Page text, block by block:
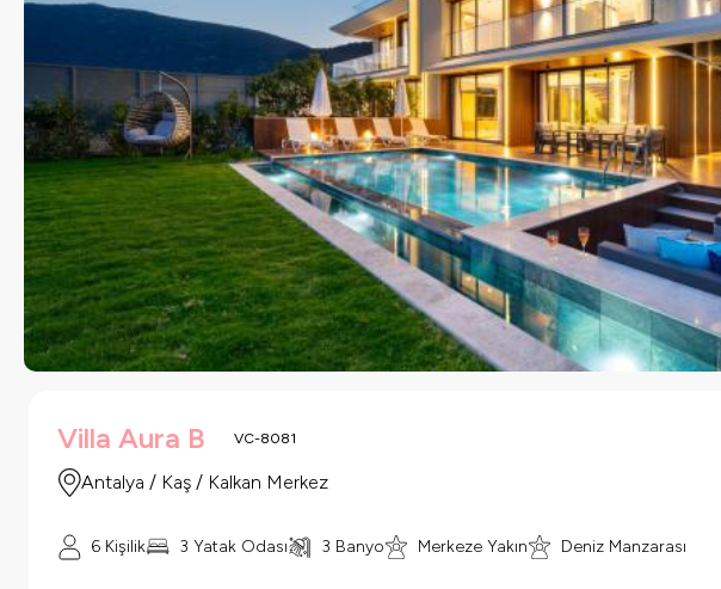
Villa Aura B VC-8081
Antalya / Kaş / Kalkan Merkez
6 Kişilik 3 Yatak Odası 3 Banyo Merkeze Yakın Deniz Manzarası